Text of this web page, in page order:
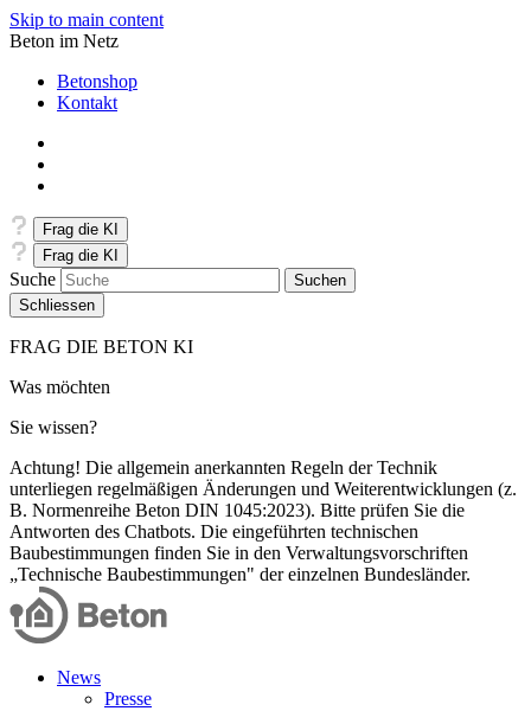
Skip to main content
Beton im Netz
Betonshop
Kontakt
Frag die KI
Frag die KI
Suche
Schliessen
FRAG DIE BETON KI
Was möchten
Sie wissen?
Achtung! Die allgemein anerkannten Regeln der Technik
unterliegen regelmäßigen Änderungen und Weiterentwicklungen (z.
B. Normenreihe Beton DIN 1045:2023). Bitte prüfen Sie die
Antworten des Chatbots. Die eingeführten technischen
Baubestimmungen finden Sie in den Verwaltungsvorschriften
„Technische Baubestimmungen" der einzelnen Bundesländer.
News
Presse